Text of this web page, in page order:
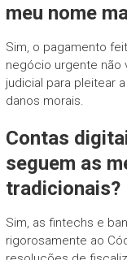
meu nome
Sim, o pagamento
negócio urgente não
judicial para pleitear
danos morais.
Contas
seguem as
tradicionais?
Sim, as fintechs e
rigorosamente ao